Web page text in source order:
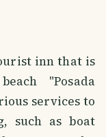
inn that is
"Posada
services to
such as boat